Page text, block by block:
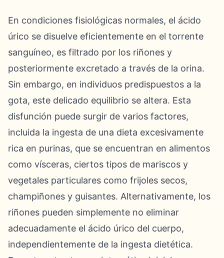
En condiciones fisiológicas normales, el ácido
úrico se disuelve eficientemente en el torrente
sanguíneo, es filtrado por los riñones y
posteriormente excretado a través de la orina.
Sin embargo, en individuos predispuestos a la
gota, este delicado equilibrio se altera. Esta
disfunción puede surgir de varios factores,
incluida la ingesta de una dieta excesivamente
rica en purinas, que se encuentran en alimentos
como vísceras, ciertos tipos de mariscos y
vegetales particulares como frijoles secos,
champiñones y guisantes. Alternativamente, los
riñones pueden simplemente no eliminar
adecuadamente el ácido úrico del cuerpo,
independientemente de la ingesta dietética.